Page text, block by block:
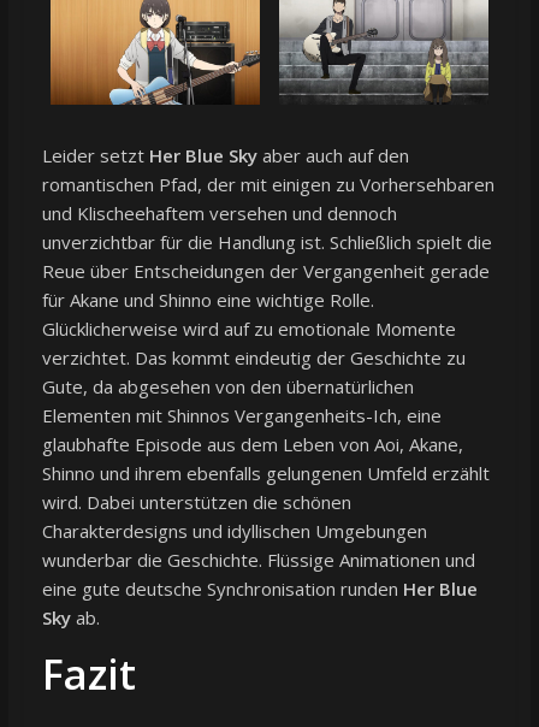
Leider setzt Her Blue Skyaber auch auf den
romantischen Pfad, der mit einigen zu Vorhersehbaren
und Klischeehaftem versehen und dennoch
unverzichtbar für die Handlung ist. Schließlich spielt die
Reue über Entscheidungen der Vergangenheit gerade
für Akane und Shinno eine wichtige Rolle.
Glücklicherweise wird auf zu emotionale Momente
verzichtet. Das kommt eindeutig der Geschichte zu
Gute, da abgesehen von den übernatürlichen
Elementen mit Shinnos Vergangenheits-Ich, eine
glaubhafte Episode aus dem Leben von Aoi, Akane,
Shinno und ihrem ebenfalls gelungenen Umfeld erzählt
wird. Dabei unterstützen die schönen
Charakterdesigns und idyllischen Umgebungen
wunderbar die Geschichte. Flüssige Animationen und
eine gute deutsche Synchronisation runden Her Blue
Skyab.
Fazit